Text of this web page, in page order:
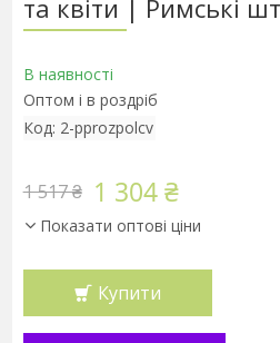
та квіти | Римські
В наявності
Оптом і в роздріб
Код: 2-pprozpolcv
1 517 ₴ 1 304 ₴
Показати оптові ціни
Купити